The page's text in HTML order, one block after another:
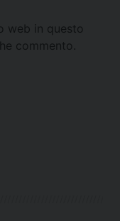
web in questo
commento.